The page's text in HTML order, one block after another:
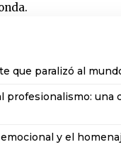
que paralizó al
profesionalismo: una
y el